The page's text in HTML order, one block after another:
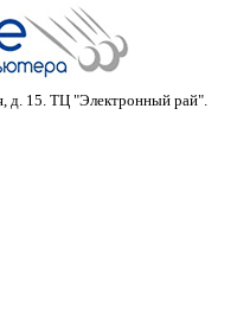
д. 15. ТЦ "Электронный рай".